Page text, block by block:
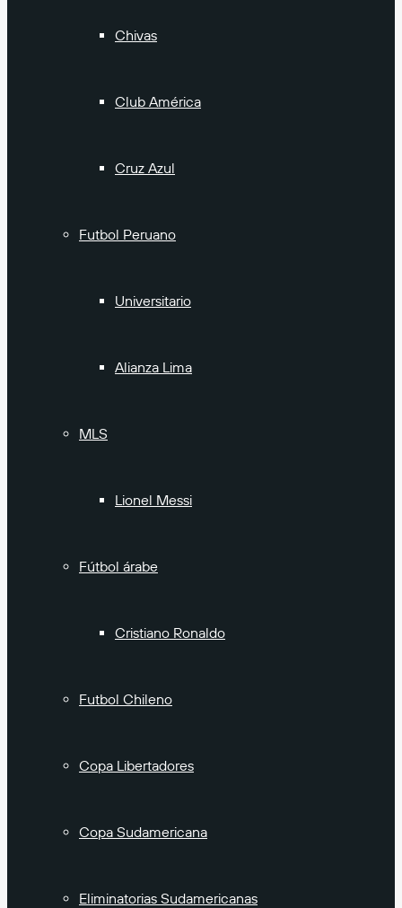
Chivas
Club América
Cruz Azul
Futbol Peruano
Universitario
Alianza Lima
MLS
Lionel Messi
Fútbol árabe
Cristiano Ronaldo
Futbol Chileno
Copa Libertadores
Copa Sudamericana
Eliminatorias Sudamericanas